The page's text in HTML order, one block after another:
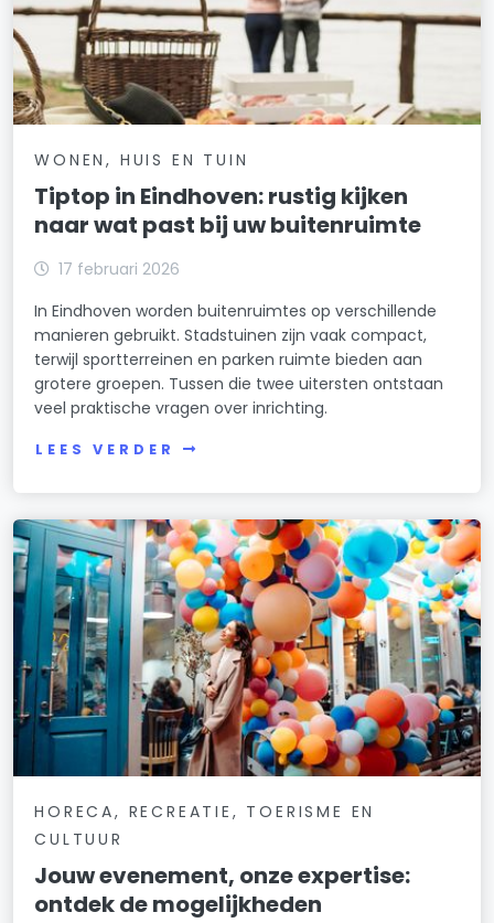
WONEN, HUIS EN TUIN
Tiptop in Eindhoven: rustig kijken
naar wat past bij uw buitenruimte
17 februari 2026
In Eindhoven worden buitenruimtes op verschillende
manieren gebruikt. Stadstuinen zijn vaak compact,
terwijl sportterreinen en parken ruimte bieden aan
grotere groepen. Tussen die twee uitersten ontstaan
veel praktische vragen over inrichting.
LEES VERDER
HORECA, RECREATIE, TOERISME EN
CULTUUR
Jouw evenement, onze expertise:
ontdek de mogelijkheden